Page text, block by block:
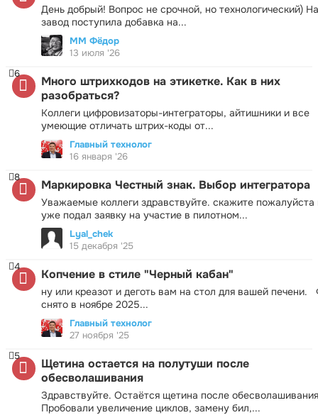
День добрый! Вопрос не срочной, но технологический) На
завод поступила добавка на...
ММ Фёдор
13 июля '26
Много штрихкодов на этикетке. Как в них
разобраться?
Коллеги цифровизаторы-интеграторы, айтишники и все
умеющие отличать штрих-коды от...
6
Главный технолог
16 января '26
Маркировка Честный знак. Выбор интегратора
Уважаемые коллеги здравствуйте. скажите пожалуйста
уже подал заявку на участие в пилотном...
8
Lyal_chek
15 декабря '25
Копчение в стиле "Черный кабан"
ну или креазот и деготь вам на стол для вашей печени.
снято в ноябре 2025...
4
Главный технолог
27 ноября '25
Щетина остается на полутуши после
обесволашивания
Здравствуйте. Остаётся щетина после
Пробовали увеличение циклов, замену бил,...
5